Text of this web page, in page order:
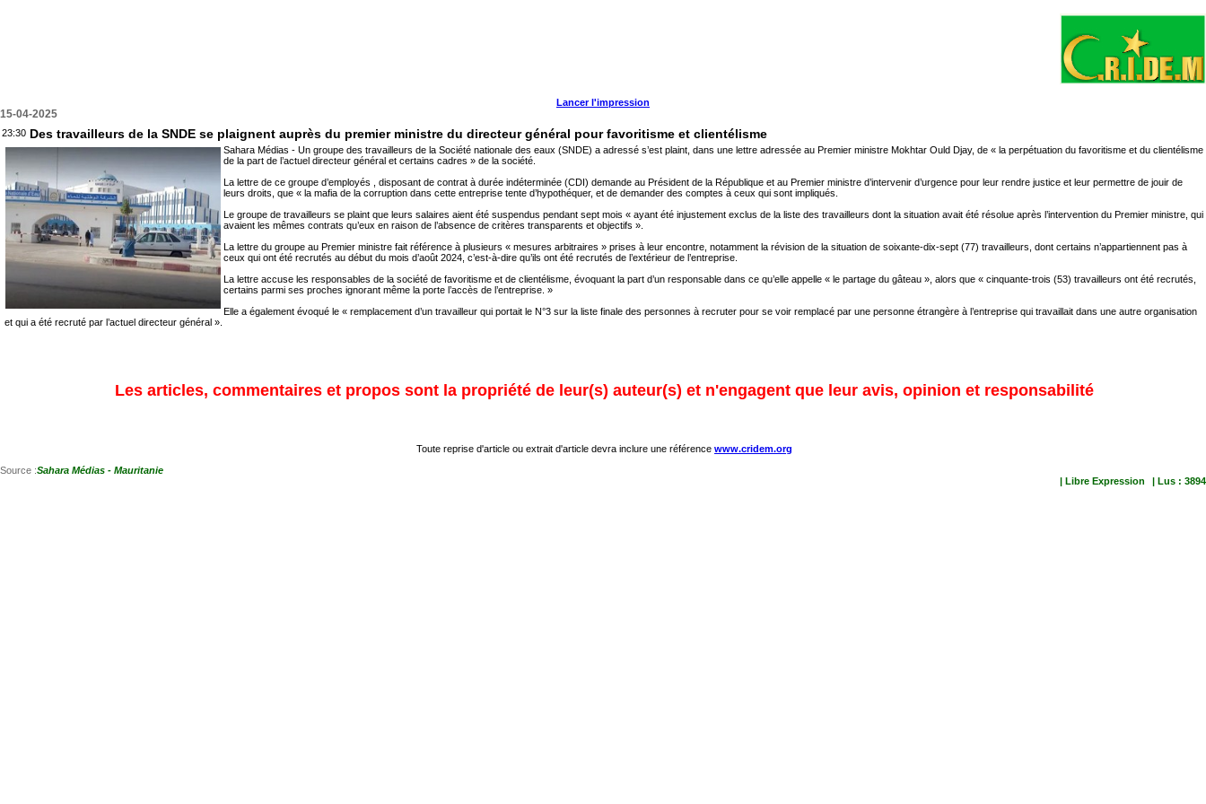
Lancer l'impression
15-04-2025
23:30 Des travailleurs de la SNDE se plaignent auprès du premier ministre du directeur général pour favoritisme et clientélisme
Sahara Médias - Un groupe des travailleurs de la Société nationale des eaux (SNDE) a adressé s’est plaint, dans une lettre adressée au Premier ministre Mokhtar Ould Djay, de « la perpétuation du favoritisme et du clientélisme
de la part de l’actuel directeur général et certains cadres » de la société.
La lettre de ce groupe d’employés , disposant de contrat à durée indéterminée (CDI) demande au Président de la République et au Premier ministre d’intervenir d’urgence pour leur rendre justice et leur permettre de jouir de
leurs droits, que « la mafia de la corruption dans cette entreprise tente d’hypothéquer, et de demander des comptes à ceux qui sont impliqués.
Le groupe de travailleurs se plaint que leurs salaires aient été suspendus pendant sept mois « ayant été injustement exclus de la liste des travailleurs dont la situation avait été résolue après l’intervention du Premier ministre, qui
avaient les mêmes contrats qu’eux en raison de l’absence de critères transparents et objectifs ».
La lettre du groupe au Premier ministre fait référence à plusieurs « mesures arbitraires » prises à leur encontre, notamment la révision de la situation de soixante-dix-sept (77) travailleurs, dont certains n’appartiennent pas à
ceux qui ont été recrutés au début du mois d’août 2024, c’est-à-dire qu’ils ont été recrutés de l’extérieur de l’entreprise.
La lettre accuse les responsables de la société de favoritisme et de clientélisme, évoquant la part d’un responsable dans ce qu’elle appelle « le partage du gâteau », alors que « cinquante-trois (53) travailleurs ont été recrutés,
certains parmi ses proches ignorant même la porte l’accès de l’entreprise. »
Elle a également évoqué le « remplacement d’un travailleur qui portait le N°3 sur la liste finale des personnes à recruter pour se voir remplacé par une personne étrangère à l’entreprise qui travaillait dans une autre organisation
et qui a été recruté par l’actuel directeur général ».
Les articles, commentaires et propos sont la propriété de leur(s) auteur(s) et n'engagent que leur avis, opinion et responsabilité
Toute reprise d'article ou extrait d'article devra inclure une référence www.cridem.org
Source :Sahara Médias - Mauritanie
| Libre Expression
| Lus : 3894